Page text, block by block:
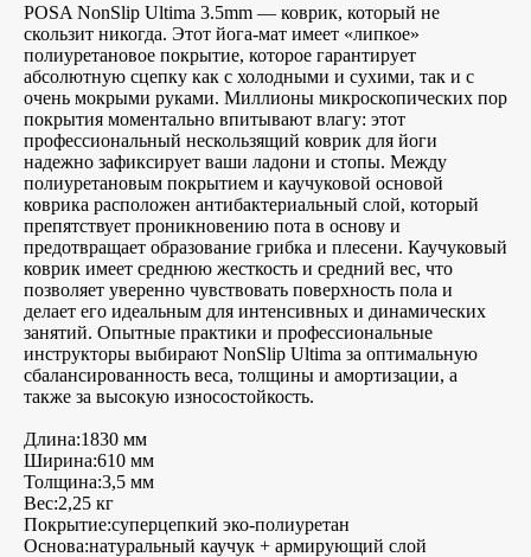
POSA NonSlip Ultima 3.5mm — коврик, который не
скользит никогда. Этот йога-мат имеет «липкое»
полиуретановое покрытие, которое гарантирует
абсолютную сцепку как с холодными и сухими, так и с
очень мокрыми руками. Миллионы микроскопических пор
покрытия моментально впитывают влагу: этот
профессиональный нескользящий коврик для йоги
надежно зафиксирует ваши ладони и стопы. Между
полиуретановым покрытием и каучуковой основой
коврика расположен антибактериальный слой, который
препятствует проникновению пота в основу и
предотвращает образование грибка и плесени. Каучуковый
коврик имеет среднюю жесткость и средний вес, что
позволяет уверенно чувствовать поверхность пола и
делает его идеальным для интенсивных и динамических
занятий. Опытные практики и профессиональные
инструкторы выбирают NonSlip Ultima за оптимальную
сбалансированность веса, толщины и амортизации, а
также за высокую износостойкость.
Длина:1830 мм
Ширина:610 мм
Толщина:3,5 мм
Вес:2,25 кг
Покрытие:суперцепкий эко-полиуретан
Основа:натуральный каучук + армирующий слой